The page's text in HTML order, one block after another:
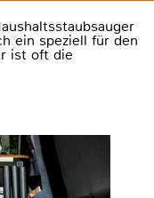
ein speziell für den
ist oft die